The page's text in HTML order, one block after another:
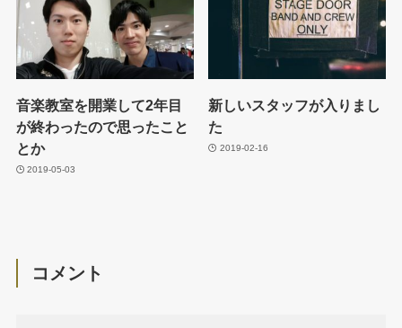
音楽教室を開業して2年目
が終わったので思ったこと
とか
2019-05-03
新しいスタッフが入りまし
た
2019-02-16
コメント